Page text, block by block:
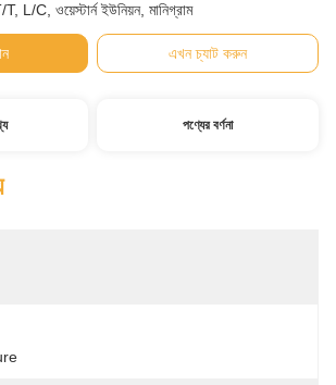
T, L/C, ওয়েস্টার্ন ইউনিয়ন, মানিগ্রাম
এখন চ্যাট করুন
পণ্যের বর্ণনা